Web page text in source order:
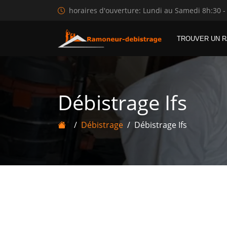
horaires d'ouverture: Lundi au Samedi 8h:30 -
TROUVER UN
Débistrage Ifs
Débistrage Débistrage Ifs